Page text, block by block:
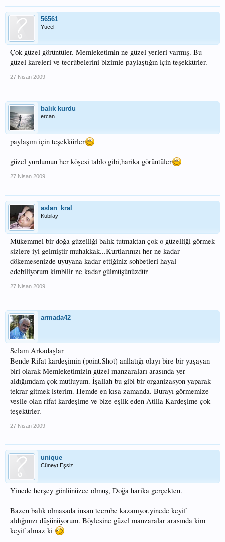
56561
Yücel
Çok güzel görüntüler. Memleketimin ne güzel yerleri varmış. Bu
güzel kareleri ve tecrübelerini bizimle paylaştığın için teşekkürler.
27 Nisan 2009
balık kurdu
ercan
paylaşım için teşekkürler
güzel yurdumun her köşesi tablo gibi,harika görüntüler
27 Nisan 2009
aslan_kral
Kubilay
Mükemmel bir doğa güzelliği balık tutmaktan çok o güzelliği görmek
sizlere iyi gelmiştir muhakkak...Kurtlarınızı her ne kadar
dökemesenizde uyuyana kadar ettiğiniz sohbetleri hayal
edebiliyorum kimbilir ne kadar gülmüşünüzdür
27 Nisan 2009
armada42
Selam Arkadaşlar
Bende Rifat kardeşimin (point.Shot) anllatığı olayı bire bir yaşayan
biri olarak Memleketimizin güzel manzaraları arasında yer
aldığımdam çok mutluyum. İşallah bu gibi bir organizasyon yaparak
tekrar gitmek isterim. Hemde en kısa zamanda. Burayı görmemize
vesile olan rifat kardeşime ve bize eşlik eden Atilla Kardeşime çok
teşekürler.
27 Nisan 2009
unique
Cüneyt Eşsiz
Yinede herşey gönlünüzce olmuş, Doğa harika gerçekten.
Bazen balık olmasada insan tecrube kazanıyor,yinede keyif
aldığınızı düşünüyorum. Böylesine güzel manzaralar arasında kim
keyif almaz ki